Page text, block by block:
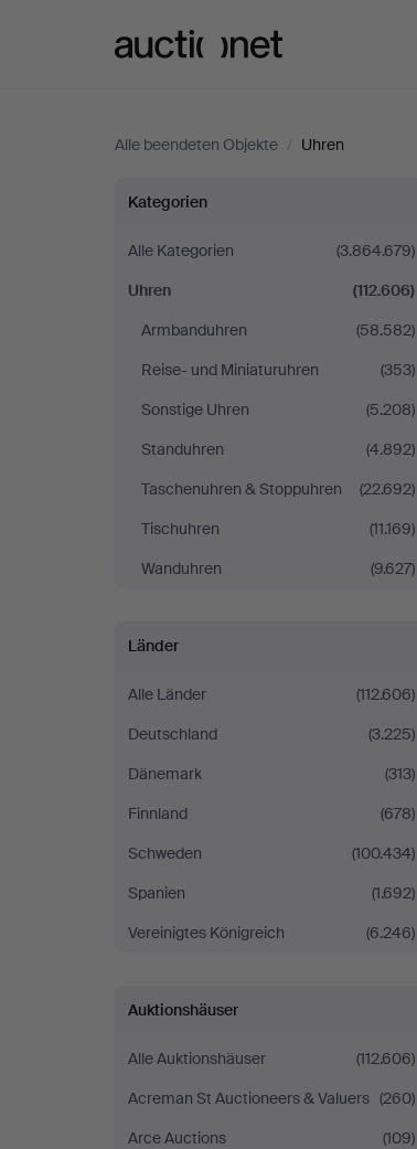
Alle beendeten Objekte / Uhren
Uhren
Kategorien
Alle Kategorien
(3.864.679)
Uhren
(112.606)
Armbanduhren
(58.582)
Reise- und Miniaturuhren
(353)
Sonstige Uhren
(5.208)
Standuhren
(4.892)
Taschenuhren & Stoppuhren
(22.692)
Tischuhren
(11.169)
Wanduhren
(9.627)
Länder
Alle Länder
(112.606)
Deutschland
(3.225)
Dänemark
(313)
Finnland
(678)
Schweden
(100.434)
Spanien
(1.692)
Vereinigtes Königreich
(6.246)
Auktionshäuser
Alle Auktionshäuser
(112.606)
Acreman St Auctioneers & Valuers (260)
Arce Auctions
(109)